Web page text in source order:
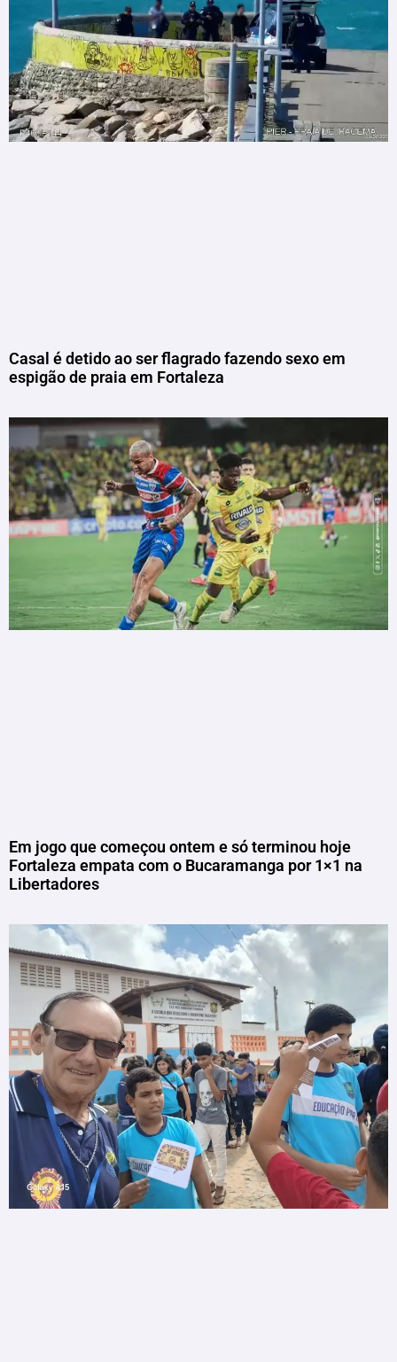
Casal é detido ao ser flagrado fazendo sexo em
espigão de praia em Fortaleza
Em jogo que começou ontem e só terminou hoje
Fortaleza empata com o Bucaramanga por 1×1 na
Libertadores